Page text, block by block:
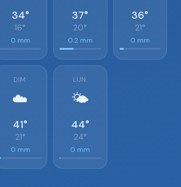
34°
16°
0 mm
37°
20°
0.2 mm
36°
21°
0 mm
DIM.
☁️
41°
21°
0 mm
LUN.
🌤️
44°
24°
0 mm